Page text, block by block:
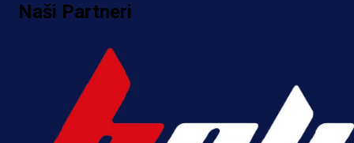
Naši Partneri